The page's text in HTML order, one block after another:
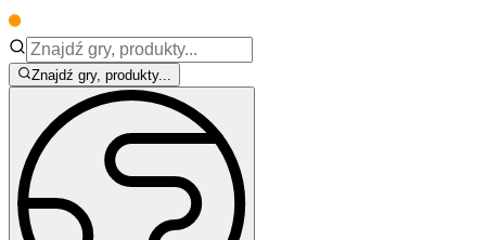
Znajdź gry, produkty...